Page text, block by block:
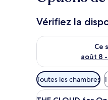
Vérifiez la
Ce
août 8
Vérifier la
Filtres
disponibles
pour
Toutes les chambres
Afficher